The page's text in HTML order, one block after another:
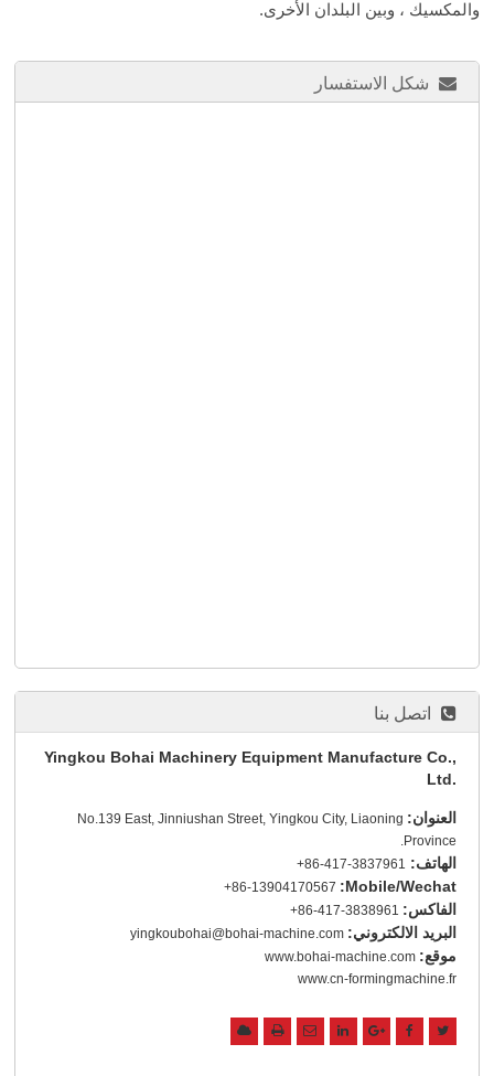
والمكسيك ، وبين البلدان الأخرى.
شكل الاستفسار
اتصل بنا
Yingkou Bohai Machinery Equipment Manufacture Co.,
Ltd.
العنوان: No.139 East, Jinniushan Street, Yingkou City, Liaoning
Province.
الهاتف: +86-417-3837961
Mobile/Wechat:
+86-13904170567
الفاكس: +86-417-3838961
البريد الالكتروني: yingkoubohai@bohai-machine.com
موقع: www.bohai-machine.com
www.cn-formingmachine.fr